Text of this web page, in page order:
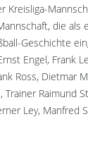
Kreisliga-
die als
Geschichte
Engel, Frank
Ross, Dietmar
Trainer Raimund
Ley, Manfred